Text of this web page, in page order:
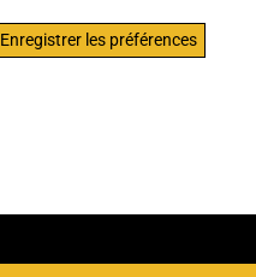
Enregistrer les préférences